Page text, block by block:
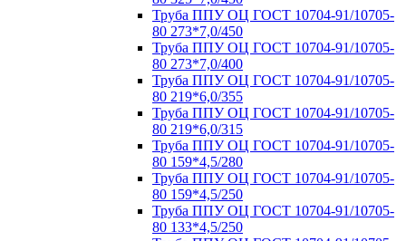
Труба ППУ ОЦ ГОСТ 10704-91/10705-
80 273*7,0/450
Труба ППУ ОЦ ГОСТ 10704-91/10705-
80 273*7,0/400
Труба ППУ ОЦ ГОСТ 10704-91/10705-
80 219*6,0/355
Труба ППУ ОЦ ГОСТ 10704-91/10705-
80 219*6,0/315
Труба ППУ ОЦ ГОСТ 10704-91/10705-
80 159*4,5/280
Труба ППУ ОЦ ГОСТ 10704-91/10705-
80 159*4,5/250
Труба ППУ ОЦ ГОСТ 10704-91/10705-
80 133*4,5/250